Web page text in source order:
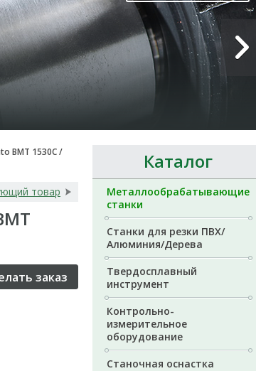
BMT 1530C /
товар
Каталог
Металлообрабатывающие
станки
Станки для резки ПВХ/
Алюминия/Дерева
Твердосплавный
инструмент
Контрольно-
измерительное
оборудование
Станочная оснастка